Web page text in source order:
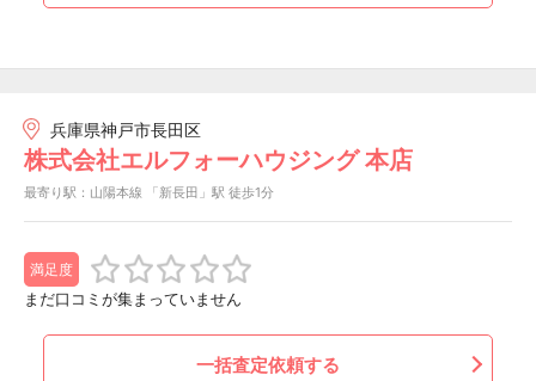
兵庫県神戸市長田区
株式会社エルフォーハウジング 本店
最寄り駅：山陽本線 「新長田」駅 徒歩1分
満足度
まだ口コミが集まっていません
一括査定依頼する